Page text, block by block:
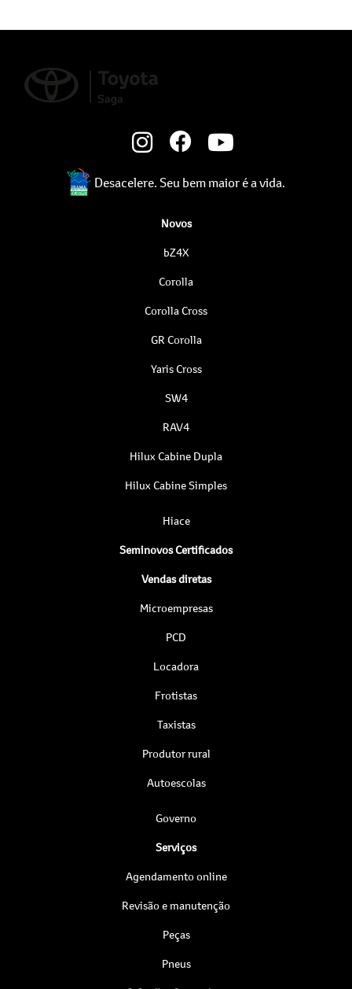
Desacelere. Seu bem maior é a vida.
Novos
bZ4X
Corolla
Corolla Cross
GR Corolla
Yaris Cross
SW4
RAV4
Hilux Cabine Dupla
Hilux Cabine Simples
Hiace
Seminovos Certificados
Vendas diretas
Microempresas
PCD
Locadora
Frotistas
Taxistas
Produtor rural
Autoescolas
Governo
Serviços
Agendamento online
Revisão e manutenção
Peças
Pneus